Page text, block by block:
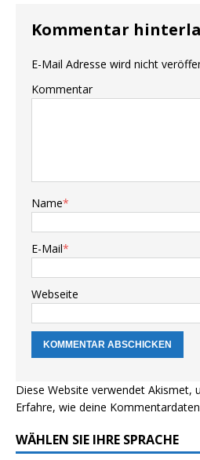
Kommentar
E-Mail Adresse wird nicht
Kommentar
Name*
E-Mail*
Webseite
Diese Website verwendet Akismet,
Erfahre, wie deine
WÄHLEN SIE IHRE SPRACHE